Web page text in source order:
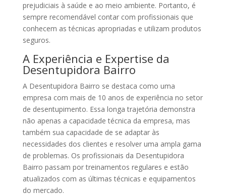
prejudiciais à saúde e ao meio ambiente. Portanto, é
sempre recomendável contar com profissionais que
conhecem as técnicas apropriadas e utilizam produtos
seguros.
A Experiência e Expertise da
Desentupidora Bairro
A Desentupidora Bairro se destaca como uma
empresa com mais de 10 anos de experiência no setor
de desentupimento. Essa longa trajetória demonstra
não apenas a capacidade técnica da empresa, mas
também sua capacidade de se adaptar às
necessidades dos clientes e resolver uma ampla gama
de problemas. Os profissionais da Desentupidora
Bairro passam por treinamentos regulares e estão
atualizados com as últimas técnicas e equipamentos
do mercado.